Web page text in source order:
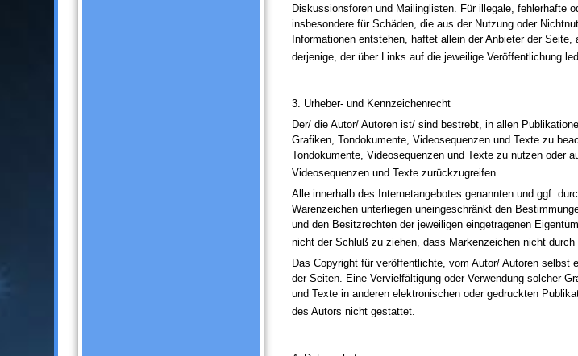
Diskussionsforen und Mailinglisten. Für illegale, fehlerhafte
insbesondere für Schäden, die aus der Nutzung oder
Informationen entstehen, haftet allein der Anbieter der
derjenige, der über Links auf die jeweilige Veröffentlichung
3. Urheber- und Kennzeichenrecht
Der/ die Autor/ Autoren ist/ sind bestrebt, in allen
Grafiken, Tondokumente, Videosequenzen und Texte zu
Tondokumente, Videosequenzen und Texte zu nutzen oder
Videosequenzen und Texte zurückzugreifen.
Alle innerhalb des Internetangebotes genannten und ggf.
Warenzeichen unterliegen uneingeschränkt den
und den Besitzrechten der jeweiligen eingetragenen
nicht der Schluß zu ziehen, dass Markenzeichen nicht
Das Copyright für veröffentlichte, vom Autor/ Autoren selbst
der Seiten. Eine Vervielfältigung oder Verwendung solcher
und Texte in anderen elektronischen oder gedruckten
des Autors nicht gestattet.